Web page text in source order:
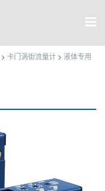
> 卡门涡街流量计 > 液体专用